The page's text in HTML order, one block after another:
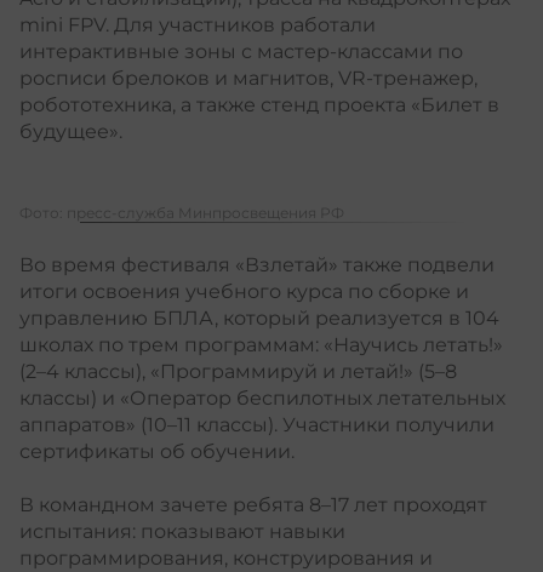
mini FPV. Для участников работали
интерактивные зоны с мастер-классами по
росписи брелоков и магнитов, VR-тренажер,
робототехника, а также стенд проекта «Билет в
будущее».
Фото: пресс-служба Минпросвещения РФ
Во время фестиваля «Взлетай» также подвели
итоги освоения учебного курса по сборке и
управлению БПЛА, который реализуется в 104
школах по трем программам: «Научись летать!»
(2–4 классы), «Программируй и летай!» (5–8
классы) и «Оператор беспилотных летательных
аппаратов» (10–11 классы). Участники получили
сертификаты об обучении.
В командном зачете ребята 8–17 лет проходят
испытания: показывают навыки
программирования, конструирования и